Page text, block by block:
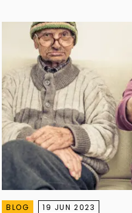
BLOG 19 JUN 2023